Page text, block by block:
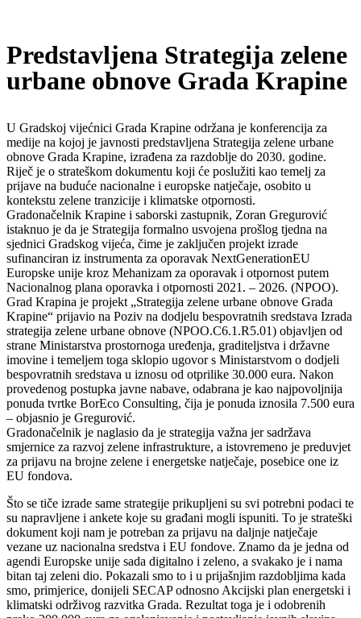
Predstavljena Strategija zelene
urbane obnove Grada Krapine
U Gradskoj vijećnici Grada Krapine održana je konferencija za
medije na kojoj je javnosti predstavljena Strategija zelene urbane
obnove Grada Krapine, izrađena za razdoblje do 2030. godine.
Riječ je o strateškom dokumentu koji će poslužiti kao temelj za
prijave na buduće nacionalne i europske natječaje, osobito u
kontekstu zelene tranzicije i klimatske otpornosti.
Gradonačelnik Krapine i saborski zastupnik, Zoran Gregurović
istaknuo je da je Strategija formalno usvojena prošlog tjedna na
sjednici Gradskog vijeća, čime je zaključen projekt izrade
sufinanciran iz instrumenta za oporavak NextGenerationEU
Europske unije kroz Mehanizam za oporavak i otpornost putem
Nacionalnog plana oporavka i otpornosti 2021. – 2026. (NPOO).
Grad Krapina je projekt „Strategija zelene urbane obnove Grada
Krapine“ prijavio na Poziv na dodjelu bespovratnih sredstava Izrada
strategija zelene urbane obnove (NPOO.C6.1.R5.01) objavljen od
strane Ministarstva prostornoga uređenja, graditeljstva i državne
imovine i temeljem toga sklopio ugovor s Ministarstvom o dodjeli
bespovratnih sredstava u iznosu od otprilike 30.000 eura. Nakon
provedenog postupka javne nabave, odabrana je kao najpovoljnija
ponuda tvrtke BorEco Consulting, čija je ponuda iznosila 7.500 eura
– objasnio je Gregurović.
Gradonačelnik je naglasio da je strategija važna jer sadržava
smjernice za razvoj zelene infrastrukture, a istovremeno je preduvjet
za prijavu na brojne zelene i energetske natječaje, posebice one iz
EU fondova.
Što se tiče izrade same strategije prikupljeni su svi potrebni podaci te
su napravljene i ankete koje su građani mogli ispuniti. To je strateški
dokument koji nam je potreban za prijavu na daljnje natječaje
vezane uz nacionalna sredstva i EU fondove. Znamo da je jedna od
agendi Europske unije sada digitalno i zeleno, a svakako je i nama
bitan taj zeleni dio. Pokazali smo to i u prijašnjim razdobljima kada
smo, primjerice, donijeli SECAP odnosno Akcijski plan energetski i
klimatski održivog razvitka Grada. Rezultat toga je i odobrenih